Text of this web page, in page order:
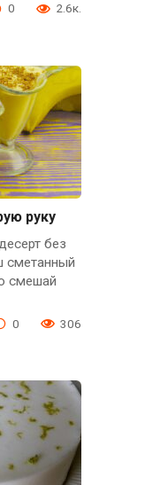
0 2.6к.
руку
без
сметанный
смешай
0 306